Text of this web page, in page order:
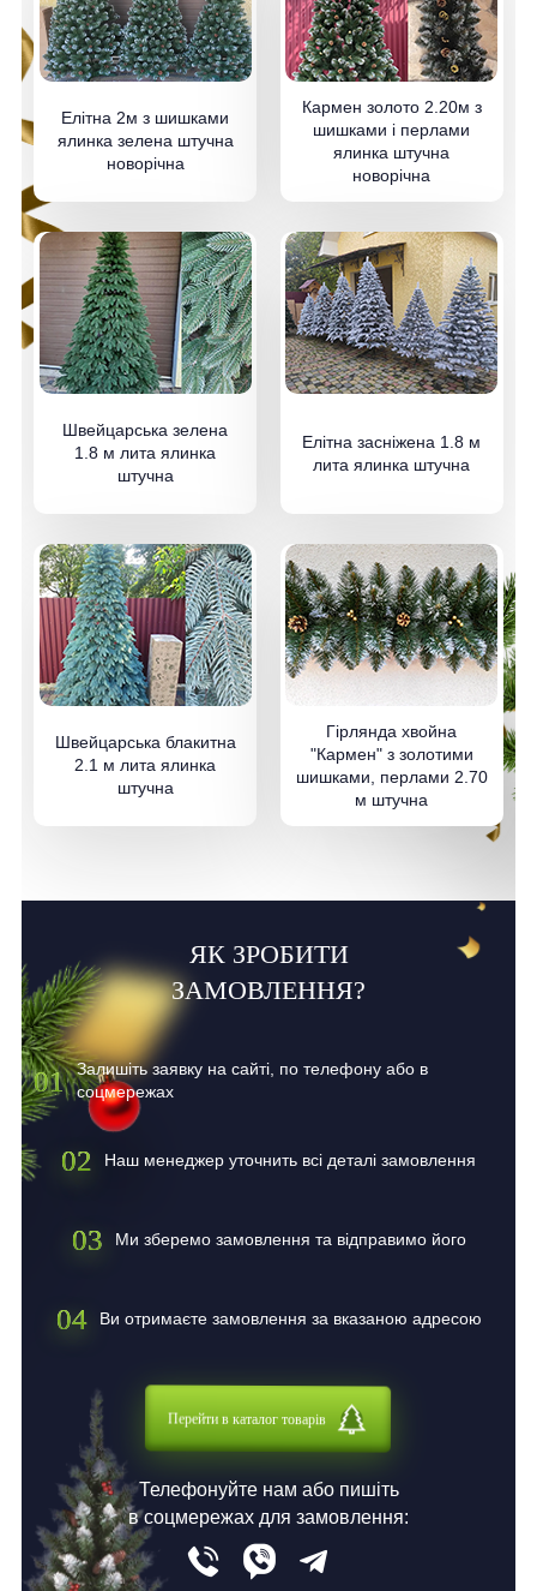
Елітна 2м з шишками
ялинка зелена штучна
новорічна
Кармен золото 2.20м з
шишками і перлами
ялинка штучна
новорічна
Швейцарська зелена
1.8 м лита ялинка
штучна
Елітна засніжена 1.8 м
лита ялинка штучна
Швейцарська блакитна
2.1 м лита ялинка
штучна
Гірлянда хвойна
"Кармен" з золотими
шишками, перлами 2.70
м штучна
ЯК ЗРОБИТИ
ЗАМОВЛЕННЯ?
01
Залишіть заявку на сайті, по телефону або в
соцмережах
02 Наш менеджер уточнить всі деталі замовлення
03 Ми зберемо замовлення та відправимо його
04 Ви отримаєте замовлення за вказаною адресою
Перейти в каталог товарів
Телефонуйте нам або пишіть
в соцмережах для замовлення: